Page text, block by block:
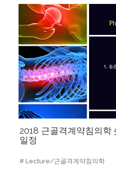
2018 근골격계약침의학
일정
# Lecture/근골격계약침의학